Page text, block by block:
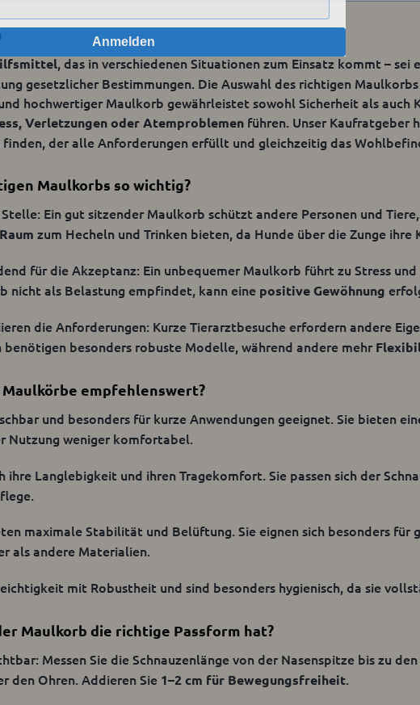
kaufen, der bei verschiedenen Hunderassen anwendbar ist
ist ausgesprochen robust und aus speziellem Kunststoff
lässt. Es gibt an dem Produkt mehrere Befestigungspunkte, die
haben Sie, wenn Sie diesen Maulkorb kaufen, einen Sicherheits-
vorgeflochtenes Gewebe. Dieses können Sie stufenlos anpassen.
an die Hundeschnauze anpassen. Hierfür besteht dieser
kühlen Sie diesen unbedingt noch einmal in kaltem Wasser ab.
Maulkorb optimal sitzt und hoher Tragekomfort für Ihren Hund
, das in verschiedenen Situationen zum Einsatz kommt –
gesetzlicher Bestimmungen. Die Auswahl des richtigen
hochwertiger Maulkorb gewährleistet sowohl Sicherheit als auch
Verletzungen oder Atemproblemen führen. Unser Kaufratgeber
der alle Anforderungen erfüllt und gleichzeitig das
Maulkorbs so wichtig?
Ein gut sitzender Maulkorb schützt andere Personen und
zum Hecheln und Trinken bieten, da Hunde über die Zunge
für die Akzeptanz: Ein unbequemer Maulkorb führt zu Stress
nicht als Belastung empfindet, kann eine positive Gewöhnung
die Anforderungen: Kurze Tierarztbesuche erfordern andere
benötigen besonders robuste Modelle, während andere mehr
empfehlenswert?
und besonders für kurze Anwendungen geeignet. Sie bieten
Nutzung weniger komfortabel.
ihre Langlebigkeit und ihren Tragekomfort. Sie passen sich der
maximale Stabilität und Belüftung. Sie eignen sich besonders für
als andere Materialien.
mit Robustheit und sind besonders hygienisch, da sie
Maulkorb die richtige Passform hat?
Messen Sie die Schnauzenlänge von der Nasenspitze bis zu
den Ohren. Addieren Sie 1–2 cm für Bewegungsfreiheit.
Anmelden